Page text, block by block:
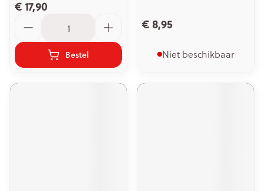
€ 17,90
Bestel
€ 8,95
Niet beschikbaar